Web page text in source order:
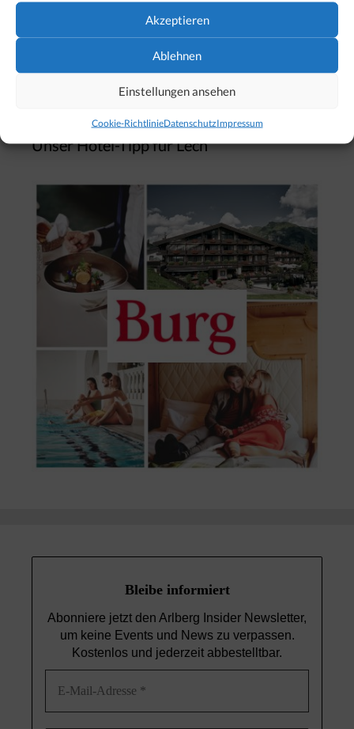
Akzeptieren
Ablehnen
Einstellungen ansehen
Cookie-RichtlinieDatenschutzImpressum
Unser Hotel-Tipp für Lech
Bleibe informiert
Abonniere jetzt den Arlberg Insider Newsletter,
um keine Events und Newszu verpassen.
Kostenlos und jederzeit abbestelltbar.